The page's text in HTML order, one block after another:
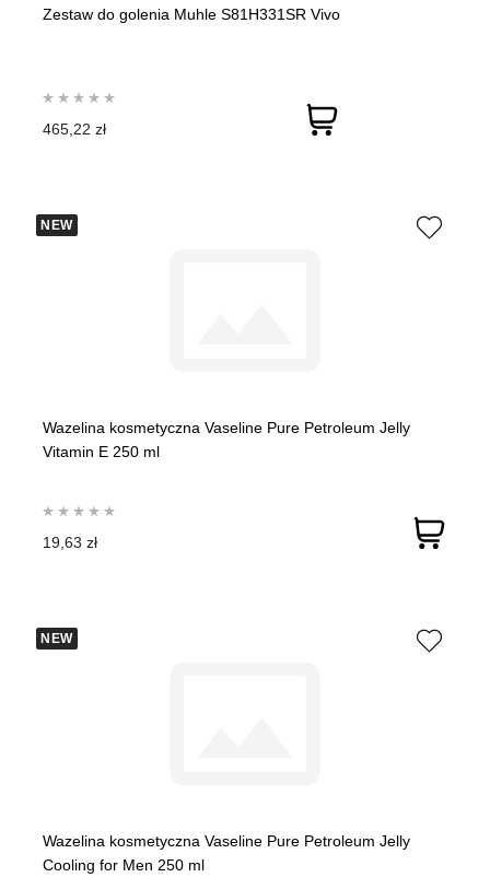
Zestaw do golenia Muhle S81H331SR Vivo
465,22 zł
NEW
Wazelina kosmetyczna Vaseline Pure Petroleum Jelly
Vitamin E 250 ml
19,63 zł
NEW
Wazelina kosmetyczna Vaseline Pure Petroleum Jelly
Cooling for Men 250 ml